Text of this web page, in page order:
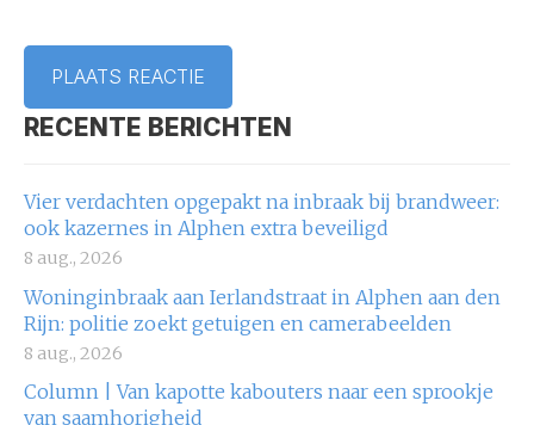
RECENTE BERICHTEN
Vier verdachten opgepakt na inbraak bij brandweer:
ook kazernes in Alphen extra beveiligd
8 aug., 2026
Woninginbraak aan Ierlandstraat in Alphen aan den
Rijn: politie zoekt getuigen en camerabeelden
8 aug., 2026
Column | Van kapotte kabouters naar een sprookje
van saamhorigheid